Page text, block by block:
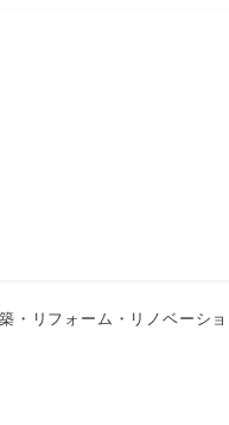
・リフォーム・リノベーシ